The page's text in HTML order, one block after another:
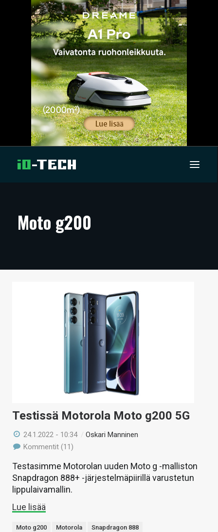
ARTIKKELIT
TECHBBS
Moto g200
Testissä Motorola Moto g200 5G
24.1.2022 - 10:34 /Oskari Manninen
Kommentit (11)
Testasimme Motorolan uuden Moto g -malliston
Snapdragon 888+ -järjestelmäpiirillä varustetun
lippulaivamallin.
Lue lisää
Moto g200 Motorola Snapdragon 888